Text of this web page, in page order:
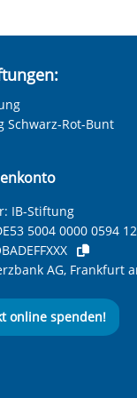
Schwarz-Rot-Bunt
IB-Stiftung
5004 0000 0594
AG, Frankfurt
online spenden!